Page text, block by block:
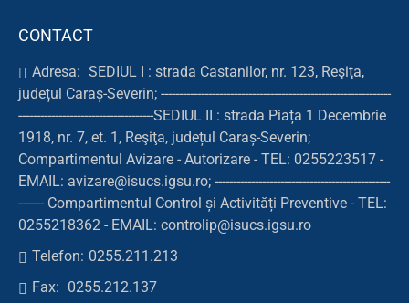
CONTACT
Adresa: SEDIUL I : strada Castanilor, nr. 123, Reşiţa,
județul Caraș-Severin; ---------------------------------------------------------------
-------------------------------------SEDIUL II : strada Piața 1 Decembrie
1918, nr. 7, et. 1, Reşiţa, județul Caraș-Severin;
Compartimentul Avizare - Autorizare - TEL: 0255223517 -
EMAIL: avizare@isucs.igsu.ro; ------------------------------------------------
------- Compartimentul Control și Activități Preventive - TEL:
0255218362 - EMAIL: controlip@isucs.igsu.ro
Telefon: 0255.211.213
Fax: 0255.212.137